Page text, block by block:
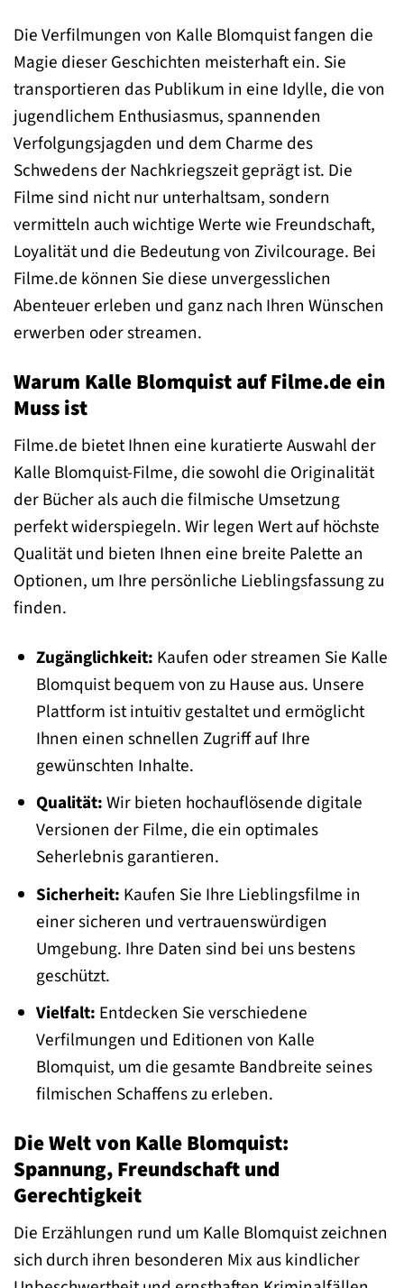
Die Verfilmungen von Kalle Blomquist fangen die
Magie dieser Geschichten meisterhaft ein. Sie
transportieren das Publikum in eine Idylle, die von
jugendlichem Enthusiasmus, spannenden
Verfolgungsjagden und dem Charme des
Schwedens der Nachkriegszeit geprägt ist. Die
Filme sind nicht nur unterhaltsam, sondern
vermitteln auch wichtige Werte wie Freundschaft,
Loyalität und die Bedeutung von Zivilcourage. Bei
Filme.de können Sie diese unvergesslichen
Abenteuer erleben und ganz nach Ihren Wünschen
erwerben oder streamen.
Warum Kalle Blomquist auf Filme.de ein
Muss ist
Filme.de bietet Ihnen eine kuratierte Auswahl der
Kalle Blomquist-Filme, die sowohl die Originalität
der Bücher als auch die filmische Umsetzung
perfekt widerspiegeln. Wir legen Wert auf höchste
Qualität und bieten Ihnen eine breite Palette an
Optionen, um Ihre persönliche Lieblingsfassung zu
finden.
Zugänglichkeit: Kaufen oder streamen Sie Kalle
Blomquist bequem von zu Hause aus. Unsere
Plattform ist intuitiv gestaltet und ermöglicht
Ihnen einen schnellen Zugriff auf Ihre
gewünschten Inhalte.
Qualität:Wir bieten hochauflösende digitale
Versionen der Filme, die ein optimales
Seherlebnis garantieren.
Sicherheit: Kaufen Sie Ihre Lieblingsfilme in
einer sicheren und vertrauenswürdigen
Umgebung. Ihre Daten sind bei uns bestens
geschützt.
Vielfalt: Entdecken Sie verschiedene
Verfilmungen und Editionen von Kalle
Blomquist, um die gesamte Bandbreite seines
filmischen Schaffens zu erleben.
Die Welt von Kalle Blomquist:
Spannung, Freundschaft und
Gerechtigkeit
Die Erzählungen rund um Kalle Blomquist zeichnen
sich durch ihren besonderen Mix aus kindlicher